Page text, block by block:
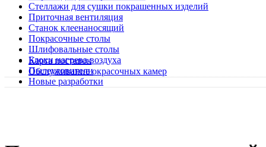
Стеллажи для сушки покрашенных изделий
Приточная вентиляция
Станок клеенаносящий
Покрасочные столы
Шлифовальные столы
Блоки нагрева воздуха
Пылеуловители
Новые разработки
Карта поставок
Обслуживание окрасочных камер